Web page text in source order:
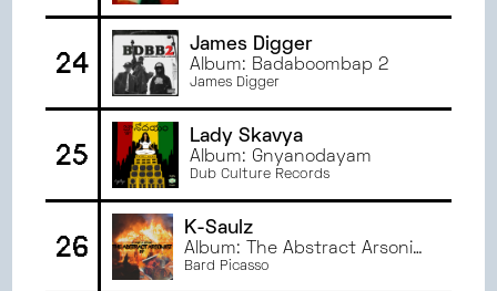
24
James Digger
Album: Badaboombap 2
James Digger
25
Lady Skavya
Album: Gnyanodayam
Dub Culture Records
26
K-Saulz
Album: The Abstract Arsonist
EP
Bard Picasso